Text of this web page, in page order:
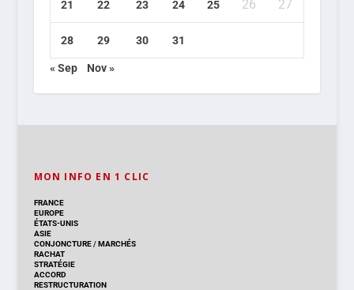
21 22 23 24 25 26 27
28 29 30 31
« Sep Nov »
MON INFO EN 1 CLIC
FRANCE
EUROPE
ÉTATS-UNIS
ASIE
CONJONCTURE/MARCHÉS
RACHAT
STRATÉGIE
ACCORD
RESTRUCTURATION